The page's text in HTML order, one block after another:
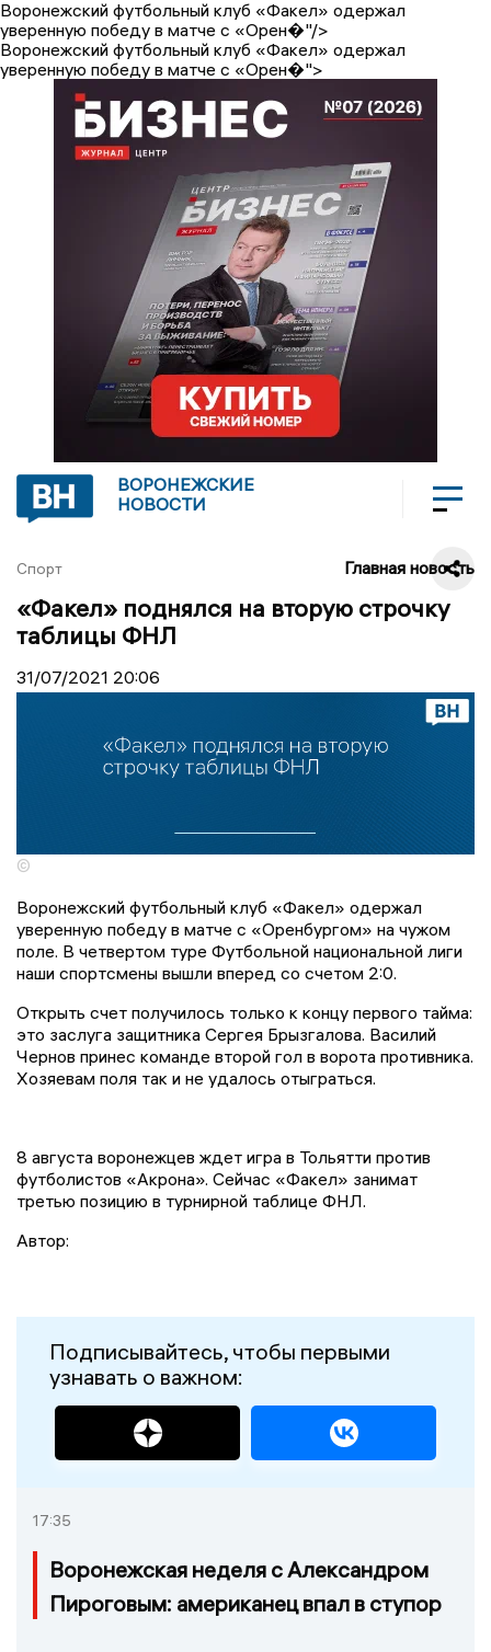
Воронежский футбольный клуб «Факел» одержал
уверенную победу в матче с «Орен�"/>
Воронежский футбольный клуб «Факел» одержал
уверенную победу в матче с «Орен�">
ВОРОНЕЖСКИЕ
НОВОСТИ
Спорт Главная новость
«Факел» поднялся на вторую строчку
таблицы ФНЛ
31/07/2021 20:06
©
Воронежский футбольный клуб «Факел» одержал
уверенную победу в матче с «Оренбургом» на чужом
поле. В четвертом туре Футбольной национальной лиги
наши спортсмены вышли вперед со счетом 2:0.
Открыть счет получилось только к концу первого тайма:
это заслуга защитника Сергея Брызгалова. Василий
Чернов принес команде второй гол в ворота противника.
Хозяевам поля так и не удалось отыграться.
8 августа воронежцев ждет игра в Тольятти против
футболистов «Акрона». Сейчас «Факел» занимат
третью позицию в турнирной таблице ФНЛ.
Автор:
Подписывайтесь, чтобы первыми
узнавать о важном:
17:35
Воронежская неделя с Александром
Пироговым: американец впал в ступор